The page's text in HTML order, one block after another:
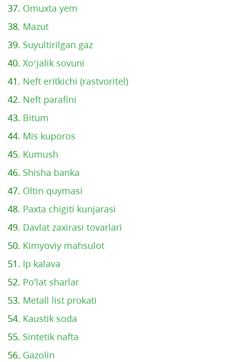
37. Omuxta yem
38. Mazut
39. Suyultirilgan gaz
40. Xo‘jalik sovuni
41. Neft eritkichi (rastvoritel)
42. Neft parafini
43. Bitum
44. Mis kuporos
45. Kumush
46. Shisha banka
47. Oltin quymasi
48. Paxta chigiti kunjarasi
49. Davlat zaxirasi tovarlari
50. Kimyoviy mahsulot
51. Ip kalava
52. Po'lat sharlar
53. Metall list prokati
54. Kaustik soda
55. Sintetik nafta
56. Gazolin